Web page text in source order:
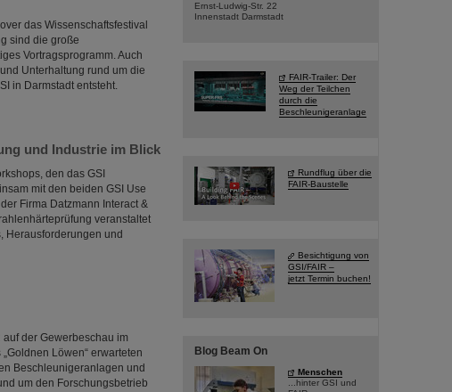
das Wissenschaftsfestival
sind die große
Vortragsprogramm. Auch
Unterhaltung rund um die
in Darmstadt entsteht.
und Industrie im Blick
den das GSI
mit den beiden GSI Use
Firma Datzmann Interact &
veranstaltet
Herausforderungen und
der Gewerbeschau im
Löwen“ erwarteten
Beschleunigeranlagen und
um den Forschungsbetrieb
Ernst-Ludwig-Str. 22
Innenstadt Darmstadt
FAIR-Trailer: Der
Weg der Teilchen
durch die
Beschleunigeranlage
Rundflug über die
FAIR-Baustelle
Besichtigung von
GSI/FAIR –
jetzt Termin buchen!
Blog Beam On
Menschen
...hinter GSI und